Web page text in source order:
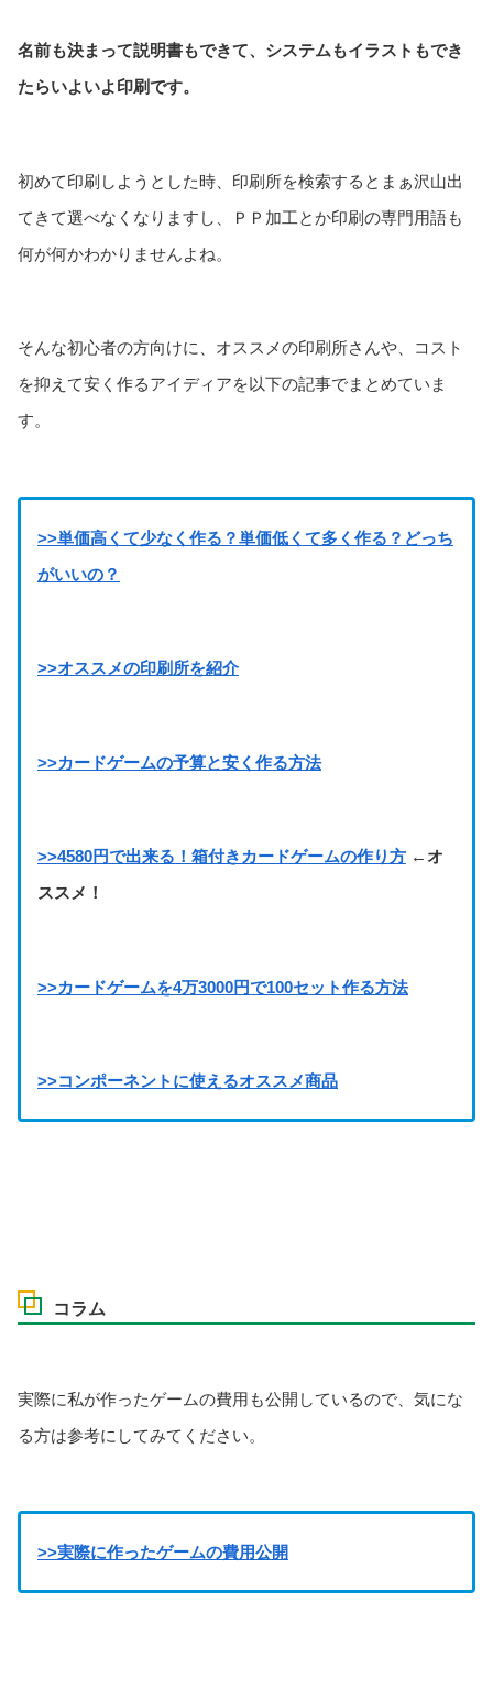
名前も決まって説明書もできて、システムもイラストもでき
たらいよいよ印刷です。
初めて印刷しようとした時、印刷所を検索するとまぁ沢山出
てきて選べなくなりますし、ＰＰ加工とか印刷の専門用語も
何が何かわかりませんよね。
そんな初心者の方向けに、オススメの印刷所さんや、コスト
を抑えて安く作るアイディアを以下の記事でまとめていま
す。
>>単価高くて少なく作る？単価低くて多く作る？どっち
がいいの？
>>オススメの印刷所を紹介
>>カードゲームの予算と安く作る方法
>>4580円で出来る！箱付きカードゲームの作り方 ←オ
ススメ！
>>カードゲームを4万3000円で100セット作る方法
>>コンポーネントに使えるオススメ商品
コラム
実際に私が作ったゲームの費用も公開しているので、気にな
る方は参考にしてみてください。
>>実際に作ったゲームの費用公開